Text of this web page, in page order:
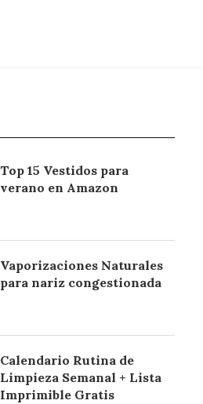
Top 15 Vestidos para
verano en Amazon
Vaporizaciones Naturales
para nariz congestionada
Calendario Rutina de
Limpieza Semanal + Lista
Imprimible Gratis